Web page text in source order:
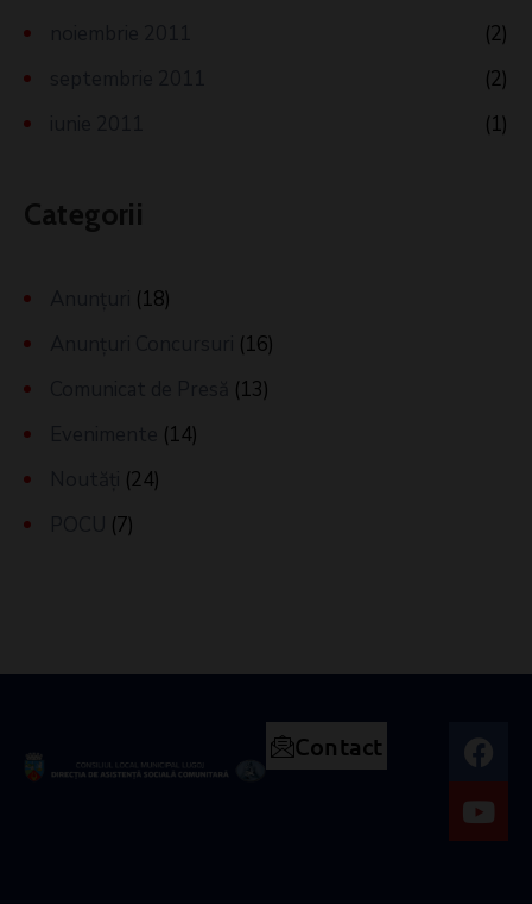
(2)
(2)
(1)
Categorii
(18)
(16)
(13)
(14)
(24)
(7)
Contact